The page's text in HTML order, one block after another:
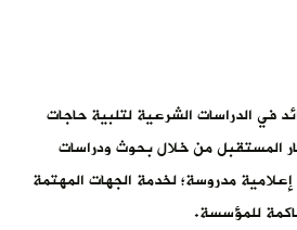
في الدراسات الشرعية لتلبية حاجات
المستقبل من خلال بحوث ودراسات
مدروسة؛ لخدمة الجهات المهتمة
للمؤسسة.